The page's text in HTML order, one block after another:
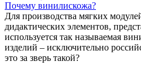
Почему винилискожа?
Для производства мягких
дидактических элементов,
используется так называемая
изделий – исключительно
это за зверь такой?